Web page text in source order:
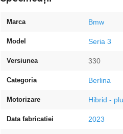
Marca Bmw
Model Seria 3
Versiunea 330
Categoria Berlina
Motorizare Hibrid -
Data fabricatiei 2023